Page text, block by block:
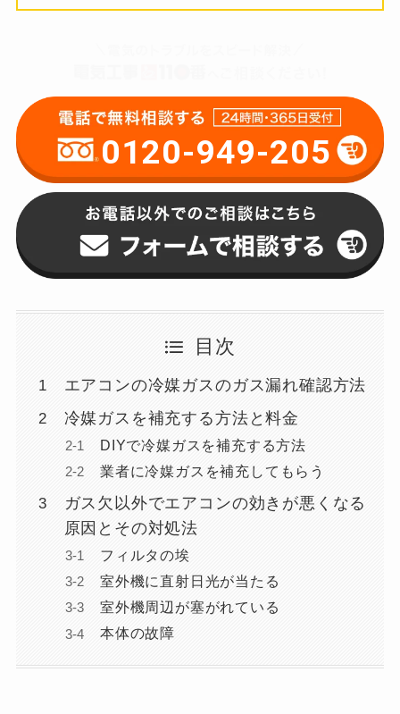
0120-949-205
目次
エアコンの冷媒ガスのガス漏れ確認方法
冷媒ガスを補充する方法と料金
DIYで冷媒ガスを補充する方法
業者に冷媒ガスを補充してもらう
ガス欠以外でエアコンの効きが悪くなる
原因とその対処法
フィルタの埃
室外機に直射日光が当たる
室外機周辺が塞がれている
本体の故障